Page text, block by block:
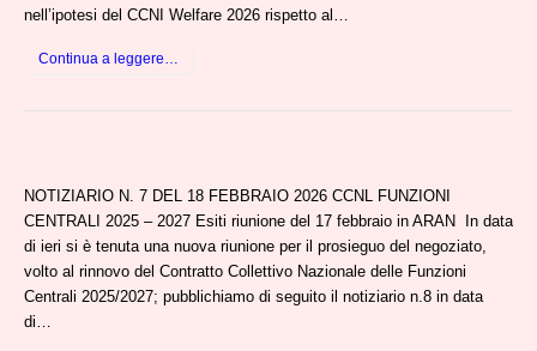
nell’ipotesi del CCNI Welfare 2026 rispetto al…
Continua a leggere…
NOTIZIARIO N. 7 DEL 18 FEBBRAIO 2026 CCNL FUNZIONI
CENTRALI 2025 – 2027 Esiti riunione del 17 febbraio in ARAN In data
di ieri si è tenuta una nuova riunione per il prosieguo del negoziato,
volto al rinnovo del Contratto Collettivo Nazionale delle Funzioni
Centrali 2025/2027; pubblichiamo di seguito il notiziario n.8 in data
di…